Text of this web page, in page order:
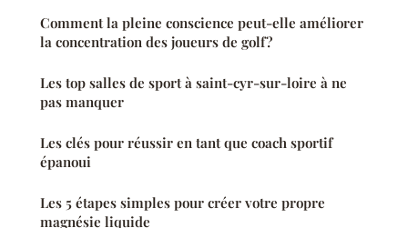
Comment la pleine conscience peut-elle améliorer
la concentration des joueurs de golf?
Les top salles de sport à saint-cyr-sur-loire à ne
pas manquer
Les clés pour réussir en tant que coach sportif
épanoui
Les 5 étapes simples pour créer votre propre
magnésie liquide